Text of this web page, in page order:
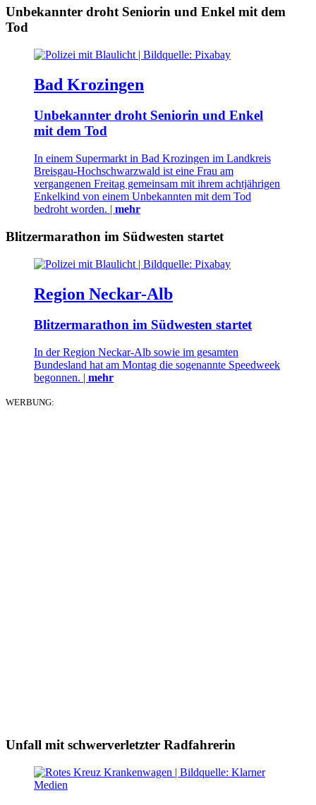
Unbekannter droht Seniorin und Enkel mit dem
Tod
Bad Krozingen
Unbekannter droht Seniorin und Enkel
mit dem Tod
In einem Supermarkt in Bad Krozingen im Landkreis
Breisgau-Hochschwarzwald ist eine Frau am
vergangenen Freitag gemeinsam mit ihrem achtjährigen
Enkelkind von einem Unbekannten mit dem Tod
bedroht worden. | mehr
Blitzermarathon im Südwesten startet
Region Neckar-Alb
Blitzermarathon im Südwesten startet
In der Region Neckar-Alb sowie im gesamten
Bundesland hat am Montag die sogenannte Speedweek
begonnen. | mehr
WERBUNG:
Unfall mit schwerverletzter Radfahrerin